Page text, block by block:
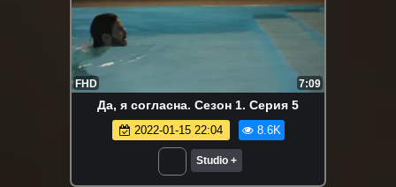
FHD 7:09
Да, я согласна. Сезон 1. Серия 5
2022-01-15 22:04 8.6K
Studio +